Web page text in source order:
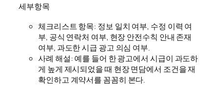
세부항목
체크리스트 항목: 정보 일치 여부, 수정 이력 여
부, 공식 연락처 여부, 현장 안전수칙 안내 존재
여부, 과도한 시급 광고 의심 여부.
사례 해설: 예를 들어 한 광고에서 시급이 과도하
게 높게 제시되었을 때 현장 면담에서 조건을 재
확인하고 계약서를 꼼꼼히 본다.